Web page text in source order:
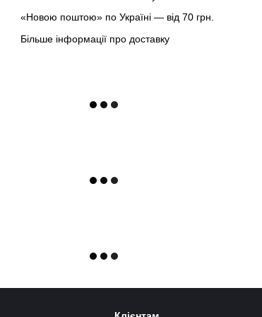
«Новою поштою» по Україні — від 70 грн.
Більше інформації про доставку